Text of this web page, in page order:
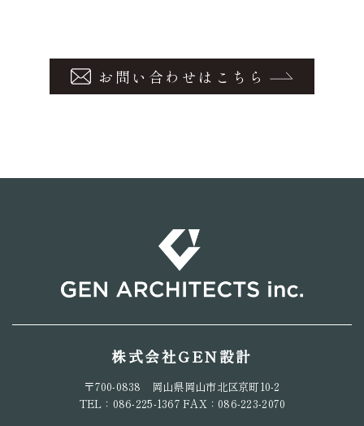
お問い合わせはこちら
株式会社GEN設計
〒700-0838 岡山県岡山市北区京町10-2
TEL：086-225-1367 FAX：086-223-2070